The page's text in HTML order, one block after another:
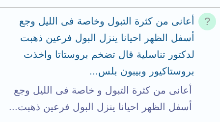
أعانى من كثرة التبول وخاصة فى الليل وجع
أسفل الظهر احيانا ينزل البول فرعين ذهبت
لدكتور تناسلية قال تضخم بروستاتا واخذت
بروستاكيور وبيبون بلس...
أعانى من كثرة التبول و خاصة فى الليل وجع
أسفل الظهر احيانا ينزل البول فرعين ذهبت...